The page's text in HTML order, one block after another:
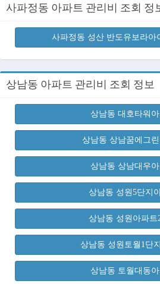
사파정동 아파트 관리비 조회 정
사파정동 성산 반도유보라아
상남동 아파트 관리비 조회 정보
상남동 대호타워
상남동 상남꿈에그
상남동 상남대우
상남동 성원5단지
상남동 성원아파트
상남동 성원토월1단
상남동 토월대동